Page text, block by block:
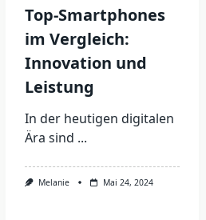
Top-Smartphones
im Vergleich:
Innovation und
Leistung
In der heutigen digitalen
Ära sind ...
Melanie Mai 24, 2024